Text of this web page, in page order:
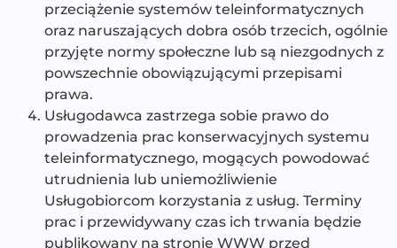
przeciążenie systemów teleinformatycznych
oraz naruszających dobra osób trzecich, ogólnie
przyjęte normy społeczne lub są niezgodnych z
powszechnie obowiązującymi przepisami
prawa.
Usługodawca zastrzega sobie prawo do
prowadzenia prac konserwacyjnych systemu
teleinformatycznego, mogących powodować
utrudnienia lub uniemożliwienie
Usługobiorcom korzystania z usług. Terminy
prac i przewidywany czas ich trwania będzie
publikowany na stronie WWW przed